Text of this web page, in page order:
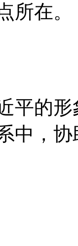
所在。
平的
中，